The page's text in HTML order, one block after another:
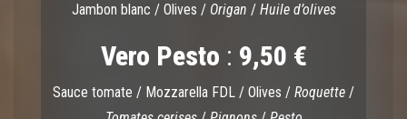
Jambon blanc / Olives / Origan / Huile d’olives
Vero Pesto : 9,50 €
Sauce tomate / Mozzarella FDL / Olives / Roquette /